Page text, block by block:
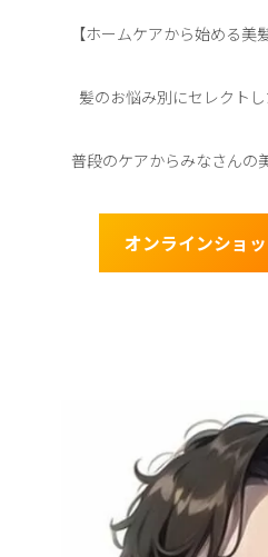
【ホームケアから始める
髪のお悩み別にセレクト
普段のケアからみなさんの
オンラインショ